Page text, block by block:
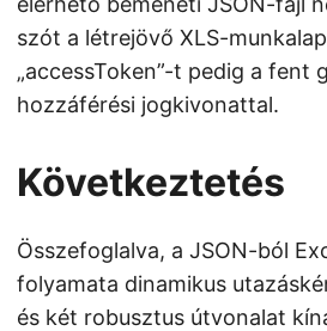
szót a létrejövő XLS-
„accessToken”-t pedig a fent
hozzáférési jogkivonattal.
Következtetés
Összefoglalva, a JSON-ból
folyamata dinamikus
és két robusztus útvonalat